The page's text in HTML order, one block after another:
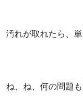
汚れが取れたら、
ね、ね、何の問題